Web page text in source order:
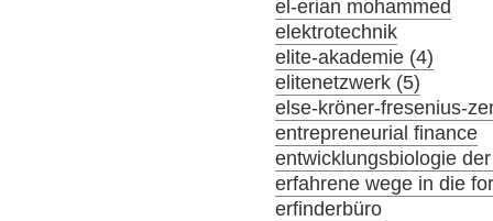
el-erian mohammed
elektrotechnik
elite-akademie (4)
elitenetzwerk (5)
else-kröner-fresenius-
entrepreneurial finance
entwicklungsbiologie
erfahrene wege in die
erfinderbüro